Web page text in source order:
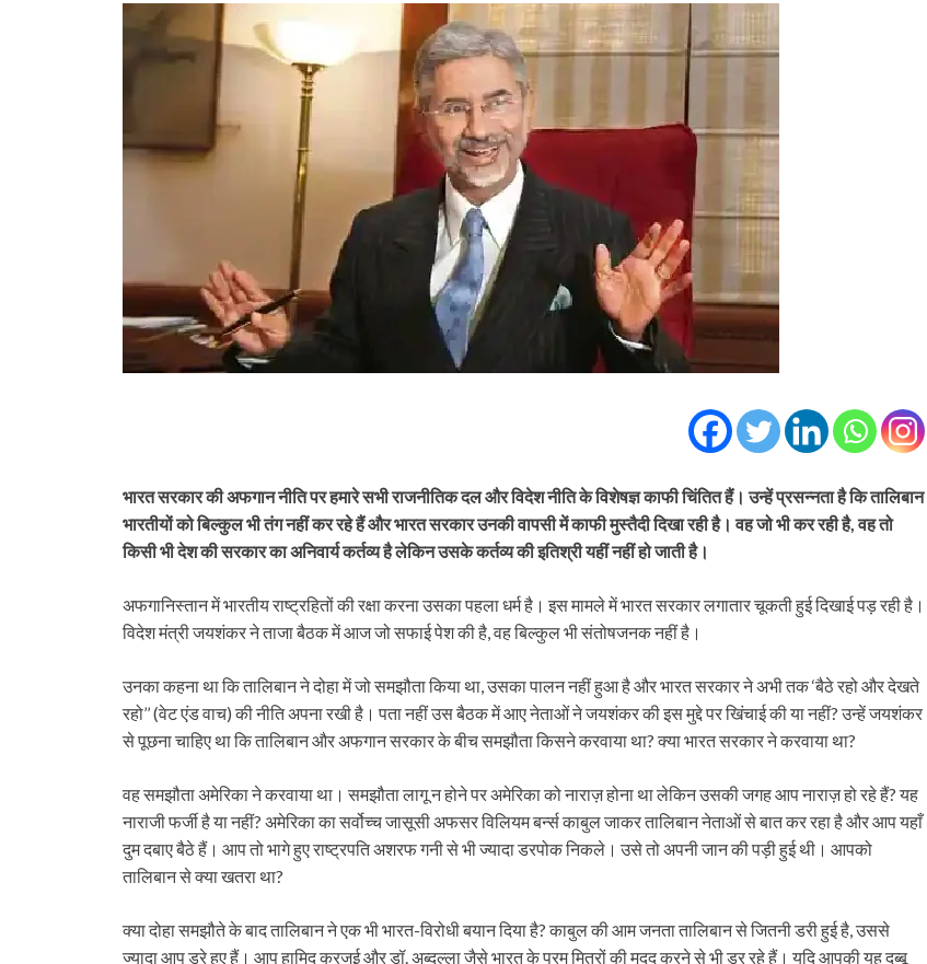
भारत सरकार की अफगान नीति पर हमारे सभी राजनीतिक दल और विदेश नीति के विशेषज्ञ काफी चिंतित हैं। उन्हें प्रसन्नता है कि तालिबान
भारतीयों को बिल्कुल भी तंग नहीं कर रहे हैं और भारत सरकार उनकी वापसी में काफी मुस्तैदी दिखा रही है। वह जो भी कर रही है, वह तो
किसी भी देश की सरकार का अनिवार्य कर्तव्य है लेकिन उसके कर्तव्य की इतिश्री यहीं नहीं हो जाती है।
अफगानिस्तान में भारतीय राष्ट्रहितों की रक्षा करना उसका पहला धर्म है। इस मामले में भारत सरकार लगातार चूकती हुई दिखाई पड़ रही है।
विदेश मंत्री जयशंकर ने ताजा बैठक में आज जो सफाई पेश की है, वह बिल्कुल भी संतोषजनक नहीं है।
उनका कहना था कि तालिबान ने दोहा में जो समझौता किया था, उसका पालन नहीं हुआ है और भारत सरकार ने अभी तक ‘बैठे रहो और देखते
रहो’’ (वेट एंड वाच) की नीति अपना रखी है। पता नहीं उस बैठक में आए नेताओं ने जयशंकर की इस मुद्दे पर खिंचाई की या नहीं? उन्हें जयशंकर
से पूछना चाहिए था कि तालिबान और अफगान सरकार के बीच समझौता किसने करवाया था? क्या भारत सरकार ने करवाया था?
वह समझौता अमेरिका ने करवाया था। समझौता लागू न होने पर अमेरिका को नाराज़ होना था लेकिन उसकी जगह आप नाराज़ हो रहे हैं? यह
नाराजी फर्जी है या नहीं? अमेरिका का सर्वोच्च जासूसी अफसर विलियम बर्न्स काबुल जाकर तालिबान नेताओं से बात कर रहा है और आप यहाँ
दुम दबाए बैठे हैं। आप तो भागे हुए राष्ट्रपति अशरफ गनी से भी ज्यादा डरपोक निकले। उसे तो अपनी जान की पड़ी हुई थी। आपको
तालिबान से क्या खतरा था?
क्या दोहा समझौते के बाद तालिबान ने एक भी भारत-विरोधी बयान दिया है? काबुल की आम जनता तालिबान से जितनी डरी हुई है, उससे
ज्यादा आप डरे हुए हैं। आप हामिद करजई और डॉ. अब्दुल्ला जैसे भारत के परम मित्रों की मदद करने से भी डर रहे हैं। यदि आपकी यह दब्बू